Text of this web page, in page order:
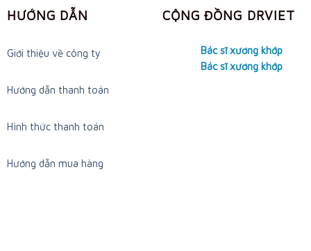
HƯỚNG DẪN
Giới thiệu về công ty
Hướng dẫn thanh toán
Hình thức thanh toán
Hướng dẫn mua hàng
CỘNG ĐỒNG DRVIET
Bác sĩ xương khớp
Bác sĩ xương khớp